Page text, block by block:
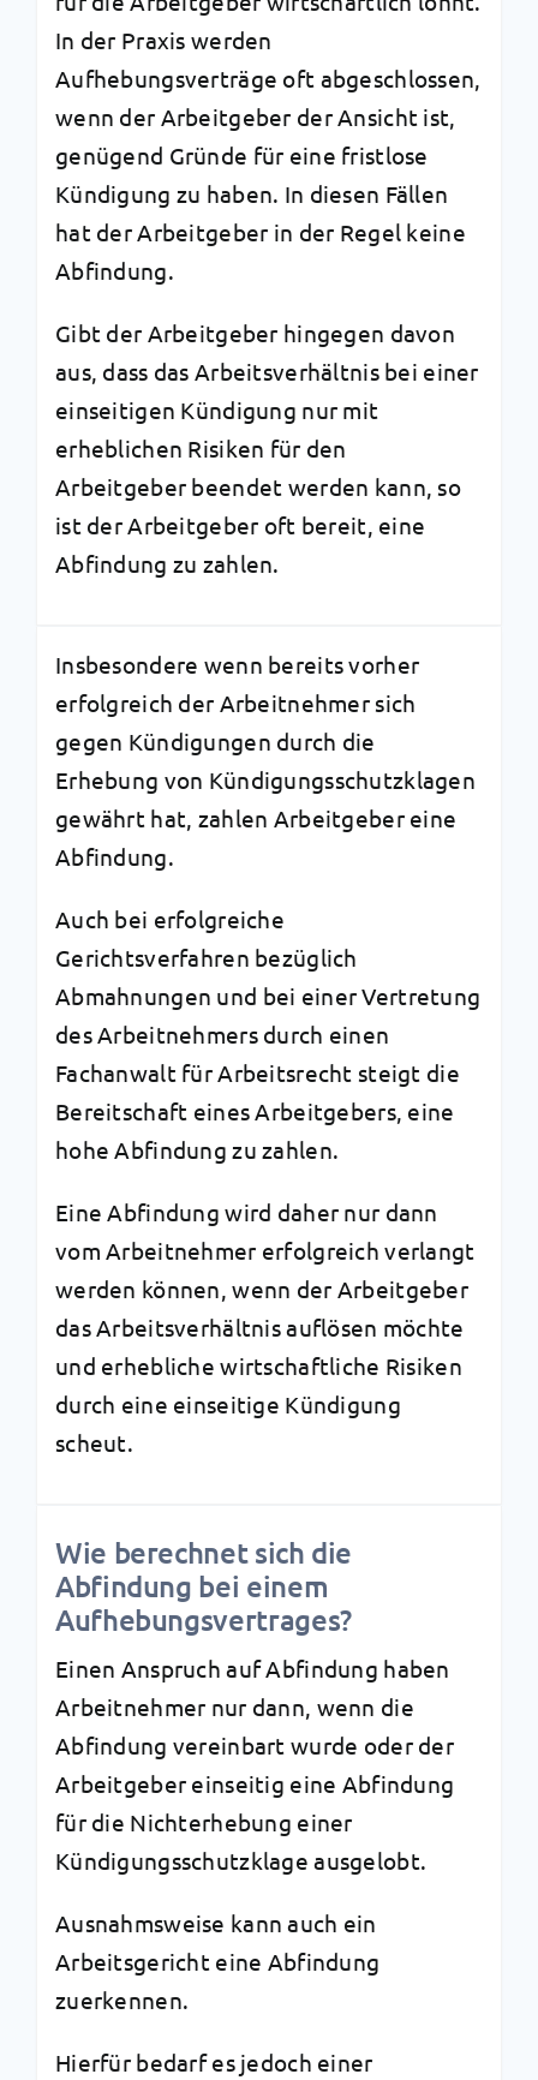
In der Praxis werden
Aufhebungsverträge oft abgeschlossen,
wenn der Arbeitgeber der Ansicht ist,
genügend Gründe für eine fristlose
Kündigung zu haben. In diesen Fällen
hat der Arbeitgeber in der Regel keine
Abfindung.
Gibt der Arbeitgeber hingegen davon
aus, dass das Arbeitsverhältnis bei einer
einseitigen Kündigung nur mit
erheblichen Risiken für den
Arbeitgeber beendet werden kann, so
ist der Arbeitgeber oft bereit, eine
Abfindung zu zahlen.
Insbesondere wenn bereits vorher
erfolgreich der Arbeitnehmer sich
gegen Kündigungen durch die
Erhebung von Kündigungsschutzklagen
gewährt hat, zahlen Arbeitgeber eine
Abfindung.
Auch bei erfolgreiche
Gerichtsverfahren bezüglich
Abmahnungen und bei einer Vertretung
des Arbeitnehmers durch einen
Fachanwalt für Arbeitsrecht steigt die
Bereitschaft eines Arbeitgebers, eine
hohe Abfindung zu zahlen.
Eine Abfindung wird daher nur dann
vom Arbeitnehmer erfolgreich verlangt
werden können, wenn der Arbeitgeber
das Arbeitsverhältnis auflösen möchte
und erhebliche wirtschaftliche Risiken
durch eine einseitige Kündigung
scheut.
Wie berechnet sich die
Abfindung bei einem
Aufhebungsvertrages?
Einen Anspruch auf Abfindung haben
Arbeitnehmer nur dann, wenn die
Abfindung vereinbart wurde oder der
Arbeitgeber einseitig eine Abfindung
für die Nichterhebung einer
Kündigungsschutzklage ausgelobt.
Ausnahmsweise kann auch ein
Arbeitsgericht eine Abfindung
zuerkennen.
Hierfür bedarf es jedoch einer